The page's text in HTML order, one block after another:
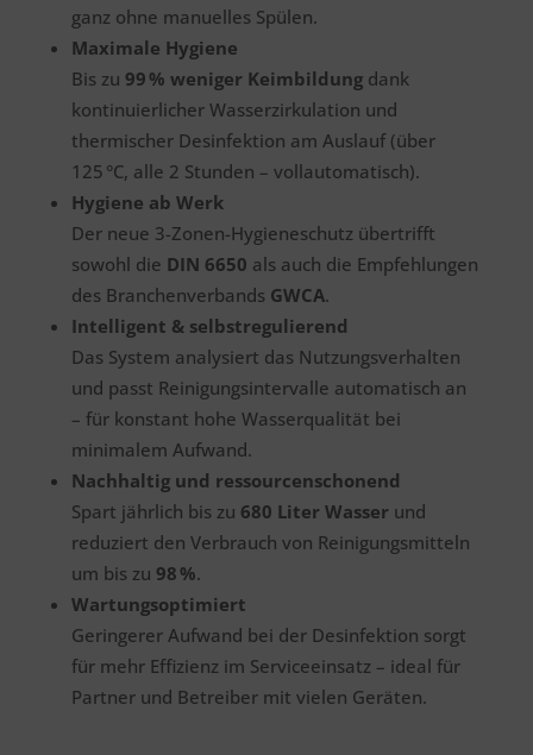
ganz ohne manuelles Spülen.
Maximale Hygiene
Bis zu 99 % weniger Keimbildungdank
kontinuierlicher Wasserzirkulation und
thermischer Desinfektion am Auslauf (über
125 °C, alle 2 Stunden – vollautomatisch).
Hygiene ab Werk
Der neue 3-Zonen-Hygieneschutz übertrifft
sowohl die DIN 6650 als auch die Empfehlungen
des Branchenverbands GWCA.
Intelligent & selbstregulierend
Das System analysiert das Nutzungsverhalten
und passt Reinigungsintervalle automatisch an
– für konstant hohe Wasserqualität bei
minimalem Aufwand.
Nachhaltig und ressourcenschonend
Spart jährlich bis zu 680 Liter Wasser und
reduziert den Verbrauch von Reinigungsmitteln
um bis zu 98 %.
Wartungsoptimiert
Geringerer Aufwand bei der Desinfektion sorgt
für mehr Effizienz im Serviceeinsatz – ideal für
Partner und Betreiber mit vielen Geräten.